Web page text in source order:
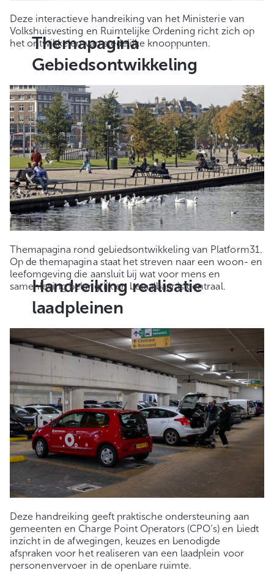
Deze interactieve handreiking van het Ministerie van
Volkshuisvesting en Ruimtelijke Ordening richt zich op
het ontwikkelen van stedelijke knooppunten.
Themapagina
Gebiedsontwikkeling
Themapagina rond gebiedsontwikkeling van Platform31.
Op de themapagina staat het streven naar een woon- en
leefomgeving die aansluit bij wat voor mens en
samenleving belangrijk en betaalbaar is centraal.
Handreiking realisatie
laadpleinen
Deze handreiking geeft praktische ondersteuning aan
gemeenten en Charge Point Operators (CPO’s) en biedt
inzicht in de afwegingen, keuzes en benodigde
afspraken voor het realiseren van een laadplein voor
personenvervoer in de openbare ruimte.